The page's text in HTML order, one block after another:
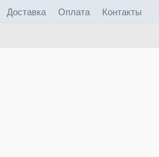
Доставка Оплата Контакты